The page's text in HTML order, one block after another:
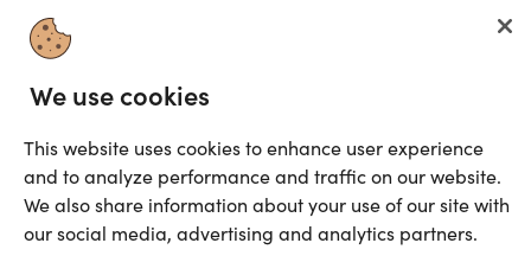
Vous faites actuellement vos magasinages au Canada
©2025 Prezzee Pty Limited ACN 602 963 422 et/ou ses affiliés. Tous droits
réservés
We use cookies
This website uses cookies to enhance user experience
and to analyze performance and traffic on our website.
We also share information about your use of our site with
our social media, advertising and analytics partners.